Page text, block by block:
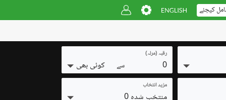
کیجئے
رقبہ (مرلہ)
0 سے کوئی بھی
مزید انتخاب
منتخب شدہ 0